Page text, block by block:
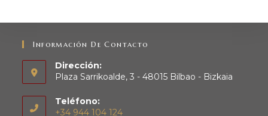
Información De Contacto
Dirección:
Plaza Sarrikoalde, 3 - 48015 Bilbao - Bizkaia
Teléfono:
+34 944 104 124